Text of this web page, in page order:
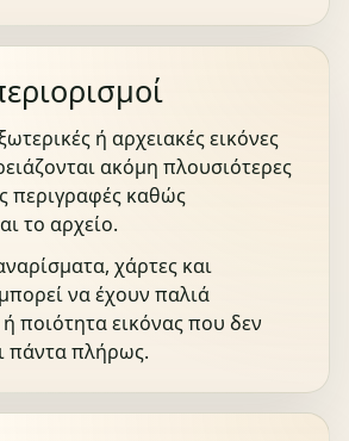
ή αρχειακές εικόνες
ακόμη πλουσιότερες
περιγραφές καθώς
το αρχείο.
χάρτες και
να έχουν παλιά
ποιότητα εικόνας που δεν
πάντα πλήρως.